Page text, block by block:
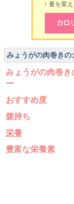
↑ 量を変え
みょうがの肉巻きの
みょうがの肉巻き
ー
おすすめ度
腹持ち
栄養
豊富な栄養素